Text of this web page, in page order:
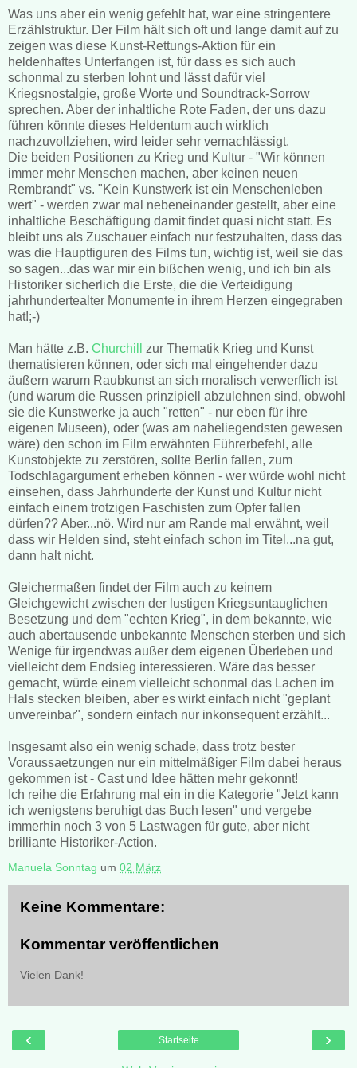
Was uns aber ein wenig gefehlt hat, war eine stringentere
Erzählstruktur. Der Film hält sich oft und lange damit auf zu
zeigen was diese Kunst-Rettungs-Aktion für ein
heldenhaftes Unterfangen ist, für dass es sich auch
schonmal zu sterben lohnt und lässt dafür viel
Kriegsnostalgie, große Worte und Soundtrack-Sorrow
sprechen. Aber der inhaltliche Rote Faden, der uns dazu
führen könnte dieses Heldentum auch wirklich
nachzuvollziehen, wird leider sehr vernachlässigt.
Die beiden Positionen zu Krieg und Kultur - "Wir können
immer mehr Menschen machen, aber keinen neuen
Rembrandt" vs. "Kein Kunstwerk ist ein Menschenleben
wert" - werden zwar mal nebeneinander gestellt, aber eine
inhaltliche Beschäftigung damit findet quasi nicht statt. Es
bleibt uns als Zuschauer einfach nur festzuhalten, dass das
was die Hauptfiguren des Films tun, wichtig ist, weil sie das
so sagen...das war mir ein bißchen wenig, und ich bin als
Historiker sicherlich die Erste, die die Verteidigung
jahrhundertealter Monumente in ihrem Herzen eingegraben
hat!;-)
Man hätte z.B. Churchill zur Thematik Krieg und Kunst
thematisieren können, oder sich mal eingehender dazu
äußern warum Raubkunst an sich moralisch verwerflich ist
(und warum die Russen prinzipiell abzulehnen sind, obwohl
sie die Kunstwerke ja auch "retten" - nur eben für ihre
eigenen Museen), oder (was am naheliegendsten gewesen
wäre) den schon im Film erwähnten Führerbefehl, alle
Kunstobjekte zu zerstören, sollte Berlin fallen, zum
Todschlagargument erheben können - wer würde wohl nicht
einsehen, dass Jahrhunderte der Kunst und Kultur nicht
einfach einem trotzigen Faschisten zum Opfer fallen
dürfen?? Aber...nö. Wird nur am Rande mal erwähnt, weil
dass wir Helden sind, steht einfach schon im Titel...na gut,
dann halt nicht.
Gleichermaßen findet der Film auch zu keinem
Gleichgewicht zwischen der lustigen Kriegsuntauglichen
Besetzung und dem "echten Krieg", in dem bekannte, wie
auch abertausende unbekannte Menschen sterben und sich
Wenige für irgendwas außer dem eigenen Überleben und
vielleicht dem Endsieg interessieren. Wäre das besser
gemacht, würde einem vielleicht schonmal das Lachen im
Hals stecken bleiben, aber es wirkt einfach nicht "geplant
unvereinbar", sondern einfach nur inkonsequent erzählt...
Insgesamt also ein wenig schade, dass trotz bester
Voraussaetzungen nur ein mittelmäßiger Film dabei heraus
gekommen ist - Cast und Idee hätten mehr gekonnt!
Ich reihe die Erfahrung mal ein in die Kategorie "Jetzt kann
ich wenigstens beruhigt das Buch lesen" und vergebe
immerhin noch 3 von 5 Lastwagen für gute, aber nicht
brilliante Historiker-Action.
Manuela Sonntag um 02 März
Keine Kommentare:
Kommentar veröffentlichen
Vielen Dank!
‹ ›
Startseite